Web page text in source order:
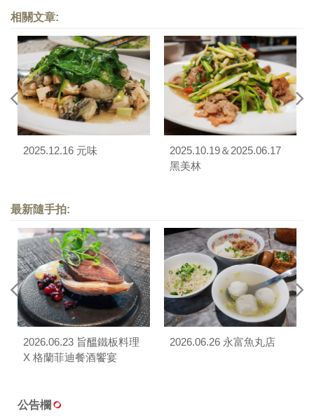
相關文章:
2025.12.16 元味
2025.10.19＆2025.06.17
黑美林
最新隨手拍:
2026.06.23 旨醞鐵板料理
X 格蘭菲迪餐酒饗宴
2026.06.26 永富魚丸店
公告欄